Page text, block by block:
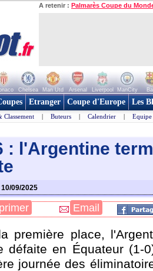
A retenir : Palmarès Coupe du
Chelsea Man Utd Arsenal Liverpool ManCity
Etranger Coupe d'Europe Les
Classement | Buteurs | Calendrier | Equipe
: l'Argentine
10/09/2025
Email
première place,
défaite en Équateur (1-
journée des